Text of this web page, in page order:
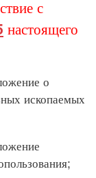
с
настоящего
о
ископаемых